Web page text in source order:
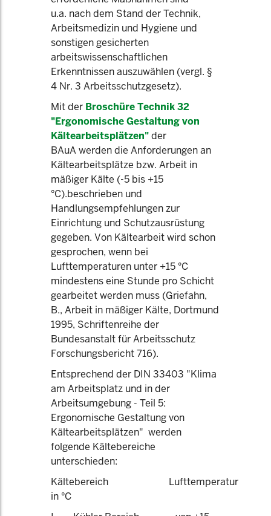
u.a. nach dem Stand der Technik,
Arbeitsmedizin und Hygiene und
sonstigen gesicherten
arbeitswissenschaftlichen
Erkenntnissen auszuwählen (vergl. §
4 Nr. 3 Arbeitsschutzgesetz).
Mit der Broschüre Technik 32
"Ergonomische Gestaltung von
Kältearbeitsplätzen"der
BAuA werden die Anforderungen an
Kältearbeitsplätze bzw. Arbeit in
mäßiger Kälte (-5 bis +15
°C).beschrieben und
Handlungsempfehlungen zur
Einrichtung und Schutzausrüstung
gegeben. Von Kältearbeit wird schon
gesprochen, wenn bei
Lufttemperaturen unter +15 °C
mindestens eine Stunde pro Schicht
gearbeitet werden muss (Griefahn,
B., Arbeit in mäßiger Kälte, Dortmund
1995, Schriftenreihe der
Bundesanstalt für Arbeitsschutz
Forschungsbericht 716).
Entsprechend der DIN 33403 "Klima
am Arbeitsplatz und in der
Arbeitsumgebung - Teil 5:
Ergonomische Gestaltung von
Kältearbeitsplätzen" werden
folgende Kältebereiche
unterschieden:
Kältebereich Lufttemperatur
in °C